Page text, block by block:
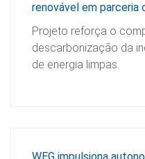
renovável em parceria
Projeto reforça o
descarbonização da
de energia limpas.